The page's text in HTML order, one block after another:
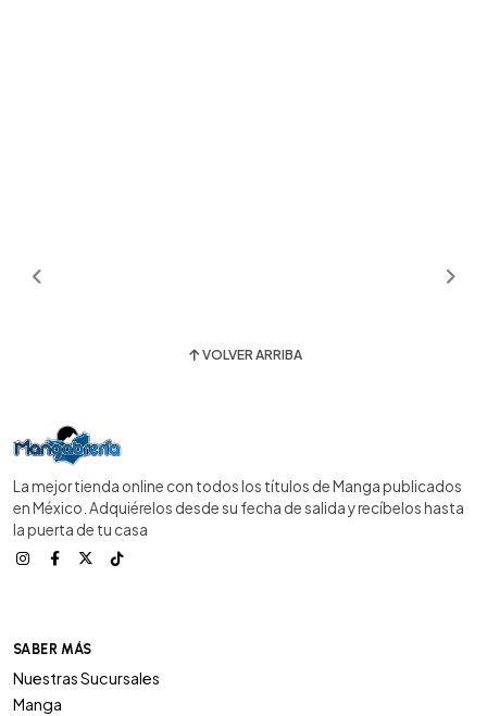
VOLVER ARRIBA
La mejor tienda online con todos los títulos de Manga publicados
en México. Adquiérelos desde su fecha de salida y recíbelos hasta
la puerta de tu casa
SABER MÁS
Nuestras Sucursales
Manga